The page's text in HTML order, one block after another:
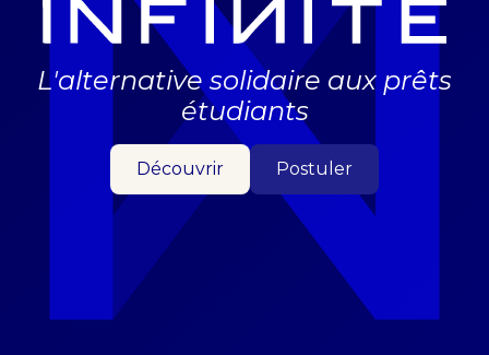
L'alternative solidaire aux prêts
étudiants
Découvrir Postuler